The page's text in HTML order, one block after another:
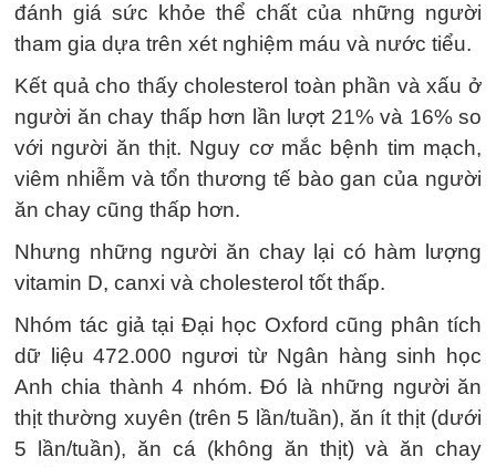
đánh giá sức khỏe thể chất của những người
tham gia dựa trên xét nghiệm máu và nước tiểu.
Kết quả cho thấy cholesterol toàn phần và xấu ở
người ăn chay thấp hơn lần lượt 21% và 16% so
với người ăn thịt. Nguy cơ mắc bệnh tim mạch,
viêm nhiễm và tổn thương tế bào gan của người
ăn chay cũng thấp hơn.
Nhưng những người ăn chay lại có hàm lượng
vitamin D, canxi và cholesterol tốt thấp.
Nhóm tác giả tại Đại học Oxford cũng phân tích
dữ liệu 472.000 ngươi từ Ngân hàng sinh học
Anh chia thành 4 nhóm. Đó là những người ăn
thịt thường xuyên (trên 5 lần/tuần), ăn ít thịt (dưới
5 lần/tuần), ăn cá (không ăn thịt) và ăn chay